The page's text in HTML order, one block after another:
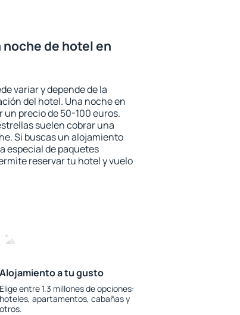
noche de hotel en
variar y depende de la
del hotel. Una noche en
precio de 50-100 euros.
suelen cobrar una
Si buscas un alojamiento
especial de paquetes
reservar tu hotel y vuelo
Alojamiento a tu gusto
Elige entre 1.3 millones de opciones:
hoteles, apartamentos, cabañas y
otros.